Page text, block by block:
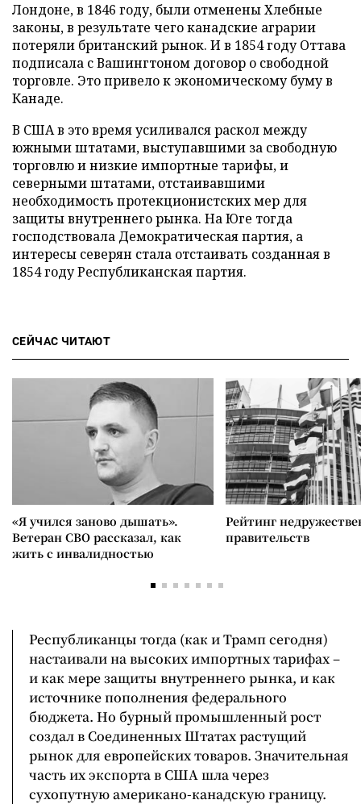
Лондоне, в 1846 году, были отменены Хлебные
законы, в результате чего канадские аграрии
потеряли британский рынок. И в 1854 году Оттава
подписала с Вашингтоном договор о свободной
торговле. Это привело к экономическому буму в
Канаде.
В США в это время усиливался раскол между
южными штатами, выступавшими за свободную
торговлю и низкие импортные тарифы, и
северными штатами, отстаивавшими
необходимость протекционистских мер для
защиты внутреннего рынка. На Юге тогда
господствовала Демократическая партия, а
интересы северян стала отстаивать созданная в
1854 году Республиканская партия.
СЕЙЧАС ЧИТАЮТ
«Я учился заново дышать».
Ветеран СВО рассказал, как
жить с инвалидностью
Рейтинг
правительств
Республиканцы тогда (как и Трамп сегодня)
настаивали на высоких импортных тарифах –
и как мере защиты внутреннего рынка, и как
источнике пополнения федерального
бюджета. Но бурный промышленный рост
создал в Соединенных Штатах растущий
рынок для европейских товаров. Значительная
часть их экспорта в США шла через
сухопутную американо-канадскую границу.